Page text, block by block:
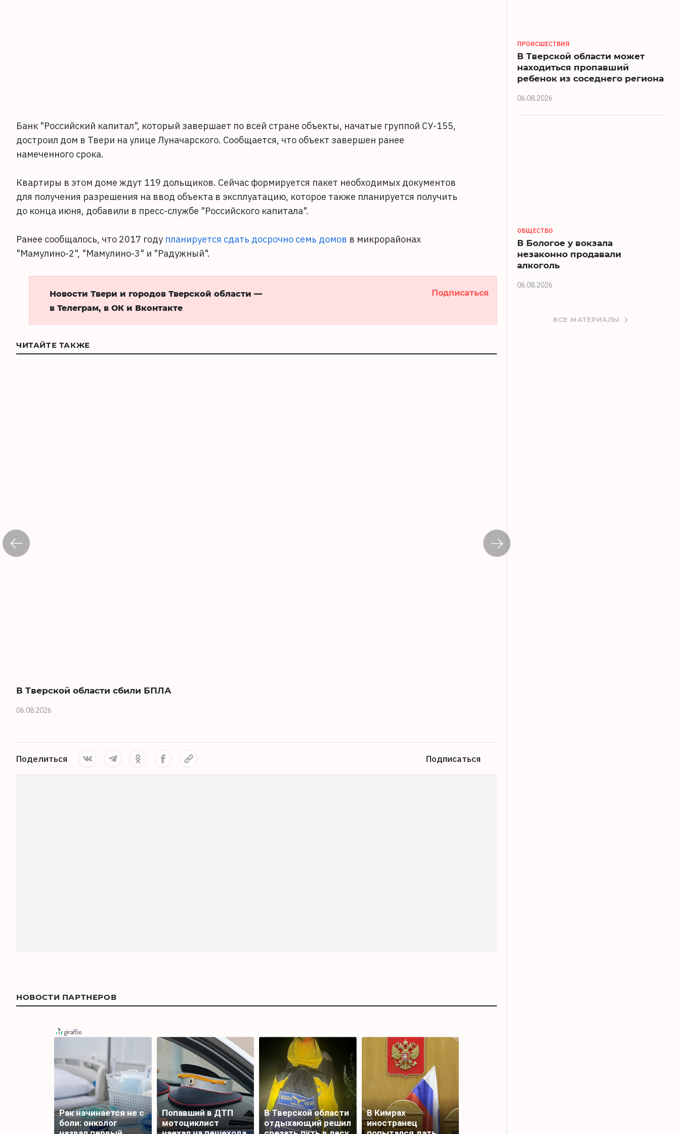
Банк "Российский капитал", который завершает по всей стране объекты, начатые группой СУ-155,
достроил дом в Твери на улице Луначарского. Сообщается, что объект завершен ранее
намеченного срока.
Квартиры в этом доме ждут 119 дольщиков. Сейчас формируется пакет необходимых документов
для получения разрешения на ввод объекта в эксплуатацию, которое также планируется получить
до конца июня, добавили в пресс-службе "Российского капитала".
Ранее сообщалось, что 2017 году планируется сдать досрочно семь домов в микрорайонах
"Мамулино-2", "Мамулино-3" и "Радужный".
Новости Твери и городов Тверской области —
в Телеграм, в ОК и Вконтакте
Подписаться
ЧИТАЙТЕ ТАКЖЕ
В Тверской области сбили БПЛА
06.08.2026
Поделиться Подписаться
НОВОСТИ ПАРТНЕРОВ
Рак начинается не с
боли: онколог
Попавший в ДТП
мотоциклист
В Тверской области
отдыхающий решил
В Кимрах
иностранец
ПРОИСШЕСТВИЯ
В Тверской области может
находиться пропавший
ребенок из соседнего региона
06.08.2026
ОБЩЕСТВО
В Бологое у вокзала
незаконно продавали
алкоголь
06.08.2026
ВСЕ МАТЕРИАЛЫ